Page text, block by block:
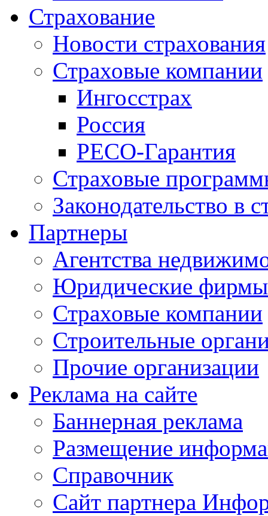
Страхование
Новости страхования
Страховые компании
Ингосстрах
Россия
РЕСО-Гарантия
Страховые
Законодательство в
Партнеры
Агентства
Юридические фирмы
Страховые компании
Строительные
Прочие организации
Реклама на сайте
Баннерная реклама
Размещение
Справочник
Сайт партнера